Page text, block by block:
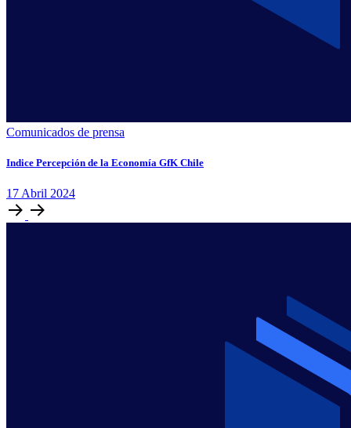
Comunicados de prensa
Indice Percepción de la Economía GfK Chile
17 Abril 2024